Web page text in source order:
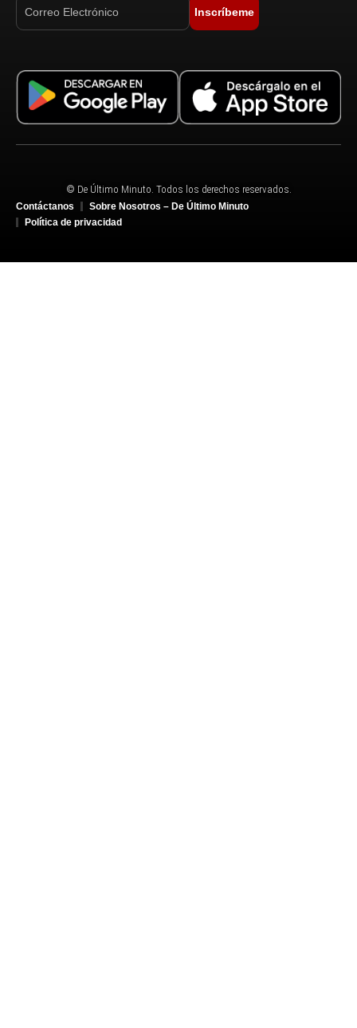
Inscríbeme
© De Último Minuto. Todos los derechos reservados.
Contáctanos
Sobre Nosotros – De Último Minuto
Política de privacidad